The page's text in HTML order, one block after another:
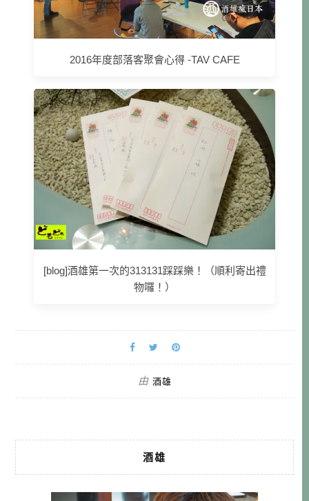
2016年度部落客聚會心得 -TAV CAFE
[blog]酒雄第一次的313131踩踩樂！（順利寄出禮
物囉！）
由 酒雄
酒雄